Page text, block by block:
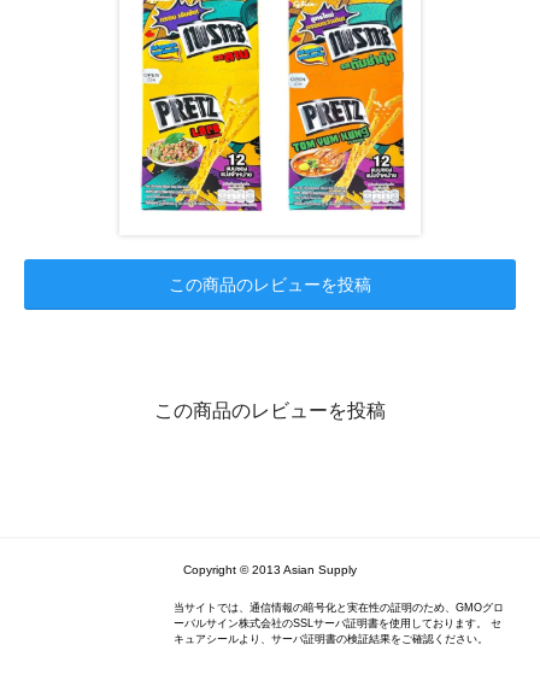
この商品のレビューを投稿
この商品のレビューを投稿
Copyright © 2013 Asian Supply
当サイトでは、通信情報の暗号化と実在性の証明のため、GMOグロ
ーバルサイン株式会社のSSLサーバ証明書を使用しております。 セ
キュアシールより、サーバ証明書の検証結果をご確認ください。